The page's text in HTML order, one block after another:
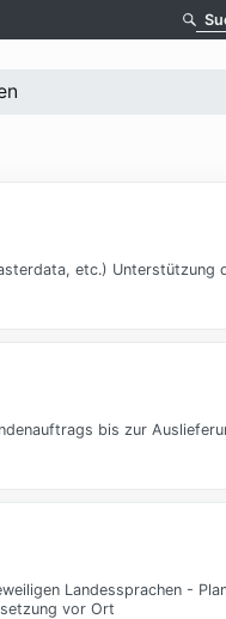
etc.) Unterstützung
bis zur
Landessprachen -
vor Ort